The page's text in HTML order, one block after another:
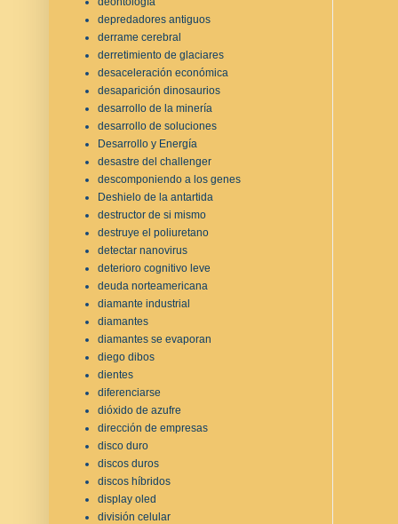
depredadores antiguos
derrame cerebral
derretimiento de glaciares
desaceleración económica
desaparición dinosaurios
desarrollo de la minería
desarrollo de soluciones
Desarrollo y Energía
desastre del challenger
descomponiendo a los genes
Deshielo de la antartida
destructor de si mismo
destruye el poliuretano
detectar nanovirus
deterioro cognitivo leve
deuda norteamericana
diamante industrial
diamantes
diamantes se evaporan
diego dibos
dientes
diferenciarse
dióxido de azufre
dirección de empresas
disco duro
discos duros
discos híbridos
display oled
división celular